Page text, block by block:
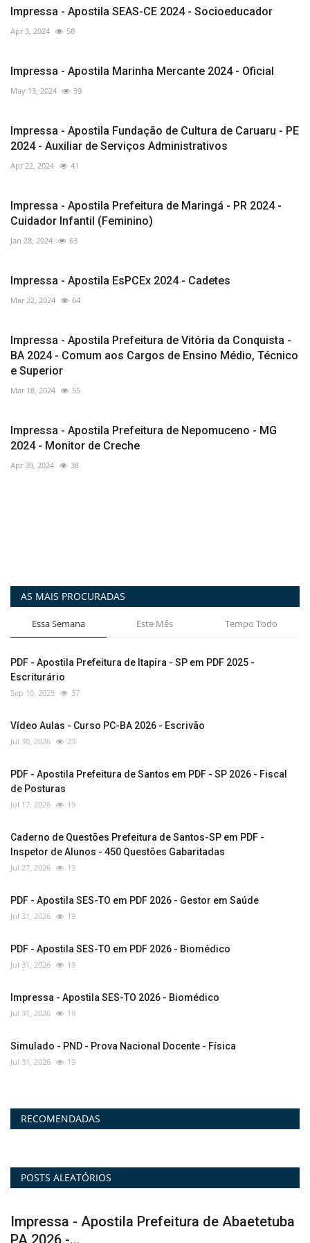
Impressa - Apostila SEAS-CE 2024 - Socioeducador
Apr 3, 2024 58
Impressa - Apostila Marinha Mercante 2024 - Oficial
May 13, 2024 39
Impressa - Apostila Fundação de Cultura de Caruaru - PE
2024 - Auxiliar de Serviços Administrativos
Apr 22, 2024 41
Impressa - Apostila Prefeitura de Maringá - PR 2024 -
Cuidador Infantil (Feminino)
Jan 28, 2024 63
Impressa - Apostila EsPCEx 2024 - Cadetes
Mar 22, 2024 64
Impressa - Apostila Prefeitura de Vitória da Conquista -
BA 2024 - Comum aos Cargos de Ensino Médio, Técnico
e Superior
Mar 18, 2024 55
Impressa - Apostila Prefeitura de Nepomuceno - MG
2024 - Monitor de Creche
Apr 30, 2024 38
AS MAIS PROCURADAS
Essa Semana Este Mês Tempo Todo
PDF - Apostila Prefeitura de Itapira - SP em PDF 2025 -
Escriturário
Sep 10, 2025 37
Vídeo Aulas - Curso PC-BA 2026 - Escrivão
Jul 30, 2026 23
PDF - Apostila Prefeitura de Santos em PDF - SP 2026 - Fiscal
de Posturas
Jul 17, 2026 19
Caderno de Questões Prefeitura de Santos-SP em PDF -
Inspetor de Alunos - 450 Questões Gabaritadas
Jul 27, 2026 19
PDF - Apostila SES-TO em PDF 2026 - Gestor em Saúde
Jul 31, 2026 19
PDF - Apostila SES-TO em PDF 2026 - Biomédico
Jul 31, 2026 19
Impressa - Apostila SES-TO 2026 - Biomédico
Jul 31, 2026 19
Simulado - PND - Prova Nacional Docente - Física
Jul 31, 2026 19
RECOMENDADAS
POSTS ALEATÓRIOS
PDF - Apostila Prefeitura de Abaetetuba PA
em PDF 2026...